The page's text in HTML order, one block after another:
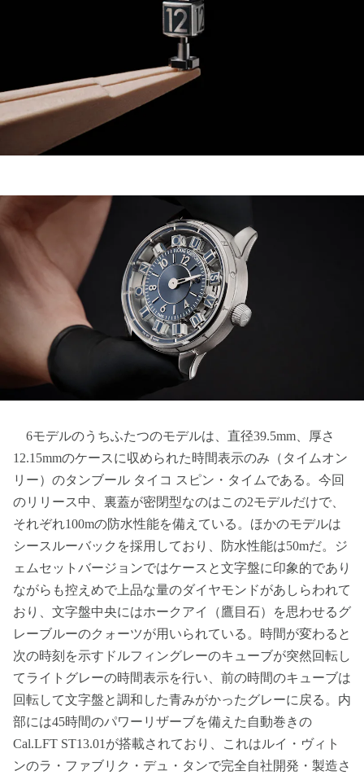
6モデルのうちふたつのモデルは、直径39.5mm、厚さ
12.15mmのケースに収められた時間表示のみ（タイムオン
リー）のタンブール タイコ スピン・タイムである。今回
のリリース中、裏蓋が密閉型なのはこの2モデルだけで、
それぞれ100mの防水性能を備えている。ほかのモデルは
シースルーバックを採用しており、防水性能は50mだ。ジ
ェムセットバージョンではケースと文字盤に印象的であり
ながらも控えめで上品な量のダイヤモンドがあしらわれて
おり、文字盤中央にはホークアイ（鷹目石）を思わせるグ
レーブルーのクォーツが用いられている。時間が変わると
次の時刻を示すドルフィングレーのキューブが突然回転し
てライトグレーの時間表示を行い、前の時間のキューブは
回転して文字盤と調和した青みがかったグレーに戻る。内
部には45時間のパワーリザーブを備えた自動巻きの
Cal.LFT ST13.01が搭載されており、これはルイ・ヴィト
ンのラ・ファブリク・デュ・タンで完全自社開発・製造さ